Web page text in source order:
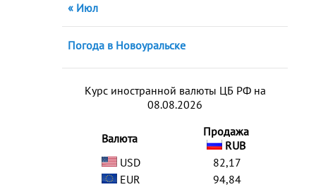
« Июл
Погода в Новоуральске
Курс иностранной валюты ЦБ РФ на
08.08.2026
Валюта
Продажа
RUB
USD
82,17
EUR
94,84